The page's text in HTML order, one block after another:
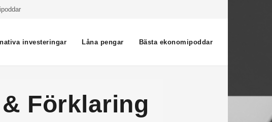
investeringar Låna pengar Bästa ekonomipoddar
Förklaring